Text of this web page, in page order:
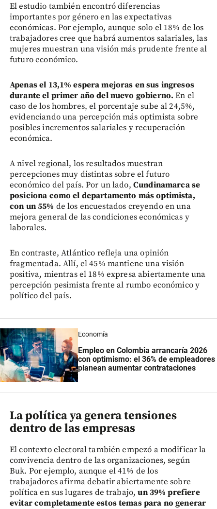
El estudio también encontró diferencias
importantes por género en las expectativas
económicas. Por ejemplo, aunque solo el 18% de los
trabajadores cree que habrá aumentos salariales, las
mujeres muestran una visión más prudente frente al
futuro económico.
Apenas el 13,1% espera mejoras en sus ingresos
durante el primer año del nuevo gobierno.En el
caso de los hombres, el porcentaje sube al 24,5%,
evidenciando una percepción más optimista sobre
posibles incrementos salariales y recuperación
económica.
A nivel regional, los resultados muestran
percepciones muy distintas sobre el futuro
económico del país. Por un lado, Cundinamarca se
posiciona como el departamento más optimista,
con un 55% de los encuestados creyendo en una
mejora general de las condiciones económicas y
laborales.
En contraste, Atlántico refleja una opinión
fragmentada. Allí, el 45% mantiene una visión
positiva, mientras el 18% expresa abiertamente una
percepción pesimista frente al rumbo económico y
político del país.
Economía
Empleo en Colombia arrancaría 2026
con optimismo: el 36% de empleadores
planean aumentar contrataciones
La política ya genera tensiones
dentro de las empresas
El contexto electoral también empezó a modificar la
convivencia dentro de las organizaciones, según
Buk. Por ejemplo, aunque el 41% de los
trabajadores afirma debatir abiertamente sobre
política en sus lugares de trabajo,un 39% prefiere
evitar completamente estos temas para no generar